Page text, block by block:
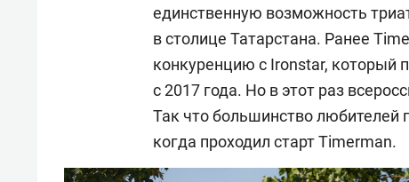
единственную возможность
в столице Татарстана. Ранее
конкуренцию с Ironstar, который
с 2017 года. Но в этот раз
Так что большинство любителей
когда проходил старт Timerman.